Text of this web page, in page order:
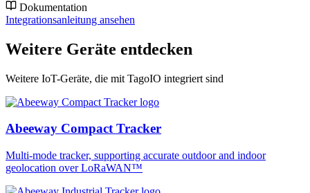
Dokumentation
Integrationsanleitung ansehen
Weitere Geräte entdecken
Weitere IoT-Geräte, die mit TagoIO integriert sind
Abeeway Compact Tracker
Multi-mode tracker, supporting accurate outdoor and indoor
geolocation over LoRaWAN™